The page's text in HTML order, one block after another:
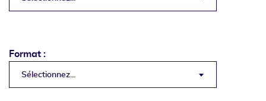
Format :
Sélectionnez...